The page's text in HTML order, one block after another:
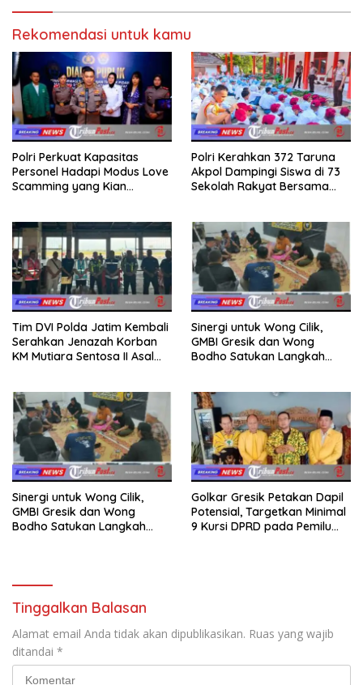
Rekomendasi untuk kamu
Polri Perkuat Kapasitas
Personel Hadapi Modus Love
Scamming yang Kian
Polri Kerahkan 372 Taruna
Akpol Dampingi Siswa di 73
Sekolah Rakyat Bersama
Tim DVI Polda Jatim Kembali
Serahkan Jenazah Korban
KM Mutiara Sentosa II Asal
Sinergi untuk Wong Cilik,
GMBI Gresik dan Wong
Bodho Satukan Langkah
Sinergi untuk Wong Cilik,
GMBI Gresik dan Wong
Bodho Satukan Langkah
Golkar Gresik Petakan Dapil
Potensial, Targetkan Minimal
9 Kursi DPRD pada Pemilu
Tinggalkan Balasan
Alamat email Anda tidak akan dipublikasikan. Ruas yang wajib
ditandai *